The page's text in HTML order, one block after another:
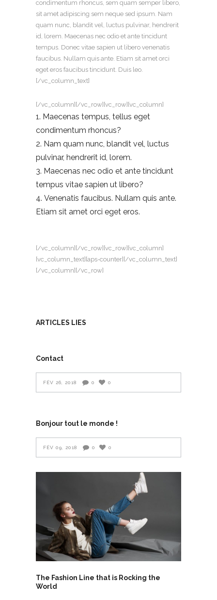
condimentum rhoncus, sem quam semper libero,
sit amet adipiscing sem neque sed ipsum. Nam
quam nunc, blandit vel, luctus pulvinar, hendrerit
id, lorem. Maecenas nec odio et ante tincidunt
tempus. Donec vitae sapien ut libero venenatis
faucibus. Nullam quis ante. Etiam sit amet orci
eget eros faucibus tincidunt. Duis leo.
[/vc_column_text]
[/vc_column][/vc_row][vc_row][vc_column]
Maecenas tempus, tellus eget
condimentum rhoncus?
Nam quam nunc, blandit vel, luctus
pulvinar, hendrerit id, lorem.
Maecenas nec odio et ante tincidunt
tempus vitae sapien ut libero?
Venenatis faucibus. Nullam quis ante.
Etiam sit amet orci eget eros.
[/vc_column][/vc_row][vc_row][vc_column]
[vc_column_text][aps-counter][/vc_column_text]
[/vc_column][/vc_row]
ARTICLES LIES
Contact
FÉV 26, 2018 0 0
Bonjour tout le monde !
FÉV 09, 2018 0 0
The Fashion Line that is Rocking the
World